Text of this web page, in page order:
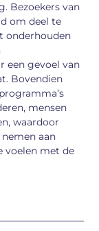
Bezoekers van
om deel te
onderhouden
een gevoel van
Bovendien
mensen
waardoor
aan
voelen met de